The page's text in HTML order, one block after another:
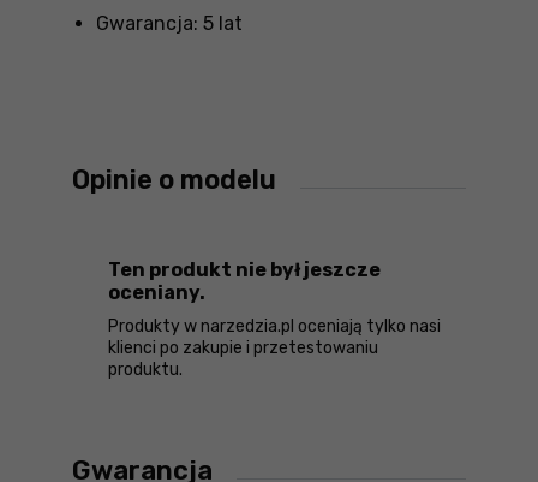
Gwarancja: 5 lat
Opinie o modelu
Ten produkt nie był jeszcze
oceniany.
Produkty w narzedzia.pl oceniają tylko nasi
klienci po zakupie i przetestowaniu
produktu.
Gwarancja